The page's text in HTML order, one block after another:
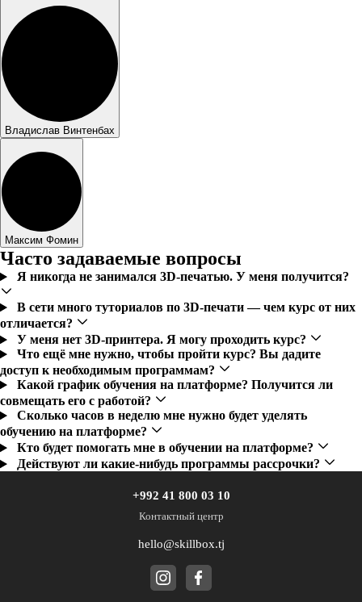
Владислав Винтенбах
Максим Фомин
Часто задаваемые вопросы
Я никогда не занимался 3D-печатью. У меня получится?
В сети много туториалов по 3D-печати — чем курс от них
отличается?
У меня нет 3D-принтера. Я могу проходить курс?
Что ещё мне нужно, чтобы пройти курс? Вы дадите
доступ к необходимым программам?
Какой график обучения на платформе? Получится ли
совмещать его с работой?
Сколько часов в неделю мне нужно будет уделять
обучению на платформе?
Кто будет помогать мне в обучении на платформе?
Действуют ли какие-нибудь программы рассрочки?
+992 41 800 03 10
Контактный центр
hello@skillbox.tj